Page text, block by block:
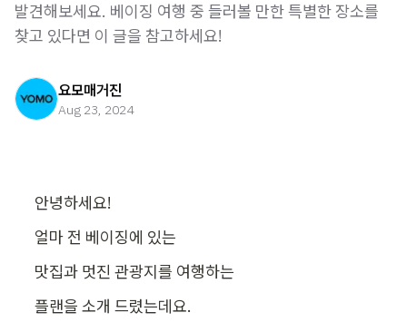
발견해보세요. 베이징 여행 중 들러볼 만한 특별한 장소를
찾고 있다면 이 글을 참고하세요!
요모매거진
Aug 23, 2024
안녕하세요!
얼마 전 베이징에 있는
맛집과 멋진 관광지를 여행하는
플랜을 소개 드렸는데요.